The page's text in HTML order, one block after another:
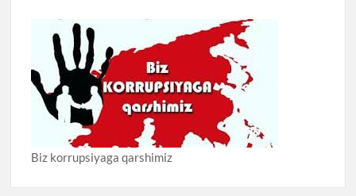
Biz korrupsiyaga qarshimiz